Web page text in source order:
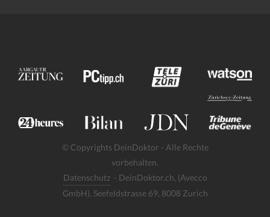
© Copyrights DeinDoktor - Alle Rechte
vorbehalten.
Datenschutz - DeinDoktor.ch, (Avecco
GmbH), Seefeldstrasse 69, 8008 Zurich